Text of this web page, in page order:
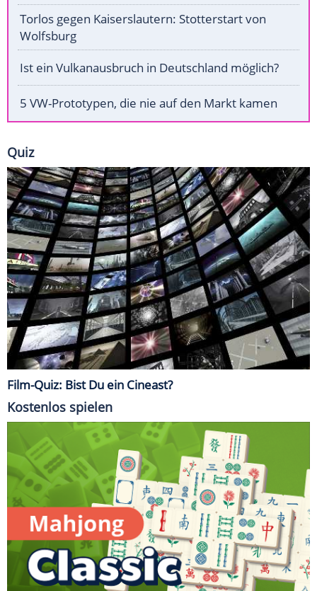
Torlos gegen Kaiserslautern: Stotterstart von
Wolfsburg
Ist ein Vulkanausbruch in Deutschland möglich?
5 VW-Prototypen, die nie auf den Markt kamen
Quiz
Film-Quiz: Bist Du ein Cineast?
Kostenlos spielen